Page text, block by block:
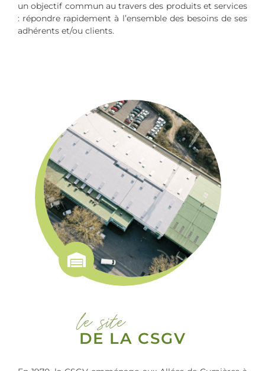
un objectif commun au travers des produits et services
: répondre rapidement à l’ensemble des besoins de ses
adhérents et/ou clients.
le site
DE LA CSGV